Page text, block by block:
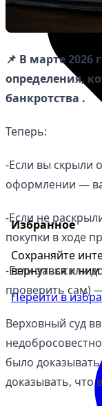
Избранное
Сохраняйте
вернуться к
Перейти в
📌 В марте 2026
определения,
банкротства .
Теперь:
-Если вы скрыли
оформлении —
-Если не
покупки в ходе
-Если завысили
проверить сам)
Верховный суд
было
доказывать, что